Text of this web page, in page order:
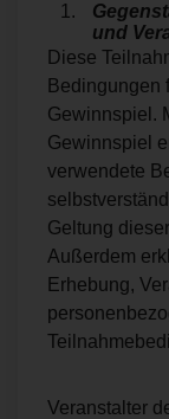
und
Diese
Bedingungen
Gewinnspiel.
Gewinnspiel
verwendete
Geltung
Außerdem
Erhebung,
Veranstalter